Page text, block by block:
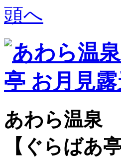
あわら温泉
【ぐらばあ